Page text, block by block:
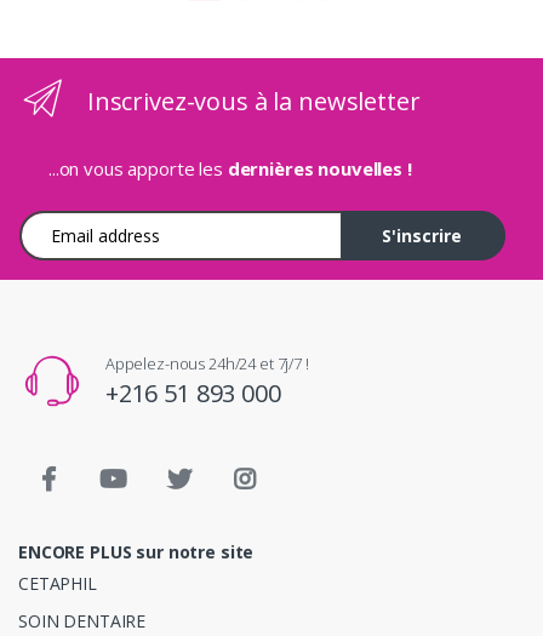
Inscrivez-vous à la newsletter
...on vous apporte les dernières nouvelles !
Adresse e-mail
S'inscrire
Appelez-nous 24h/24 et 7j/7 !
+216 51 893 000
ENCORE PLUS sur notre site
CETAPHIL
SOIN DENTAIRE